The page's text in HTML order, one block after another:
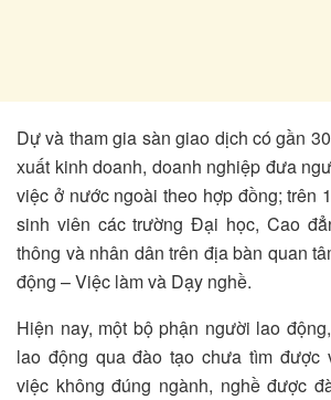
Dự và tham gia sàn giao dịch có gần
xuất kinh doanh, doanh nghiệp đưa
việc ở nước ngoài theo hợp đồng; trên
sinh viên các trường Đại học, Cao
thông và nhân dân trên địa bàn quan
động – Việc làm và Dạy nghề.
Hiện nay, một bộ phận người lao
lao động qua đào tạo chưa tìm được
việc không đúng ngành, nghề được